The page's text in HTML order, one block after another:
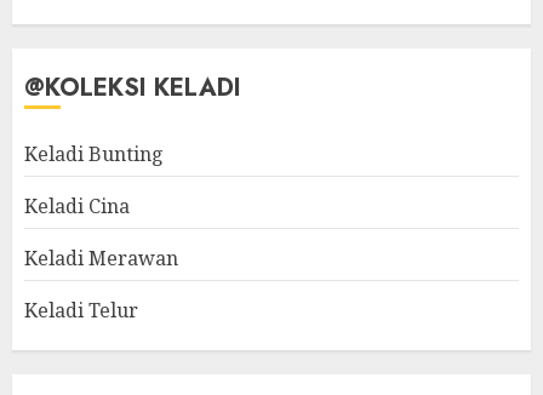
@KOLEKSI KELADI
Keladi Bunting
Keladi Cina
Keladi Merawan
Keladi Telur